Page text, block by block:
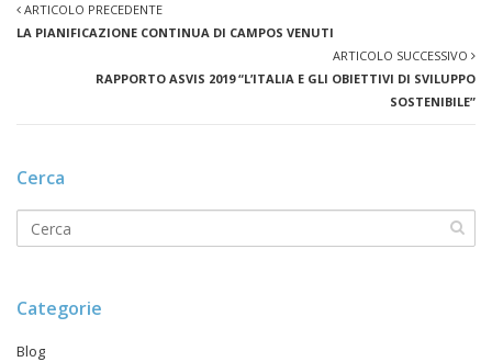
ARTICOLO PRECEDENTE
LA PIANIFICAZIONE CONTINUA DI CAMPOS VENUTI
ARTICOLO SUCCESSIVO
RAPPORTO ASVIS 2019 “L’ITALIA E GLI OBIETTIVI DI SVILUPPO
SOSTENIBILE”
Cerca
Categorie
Blog